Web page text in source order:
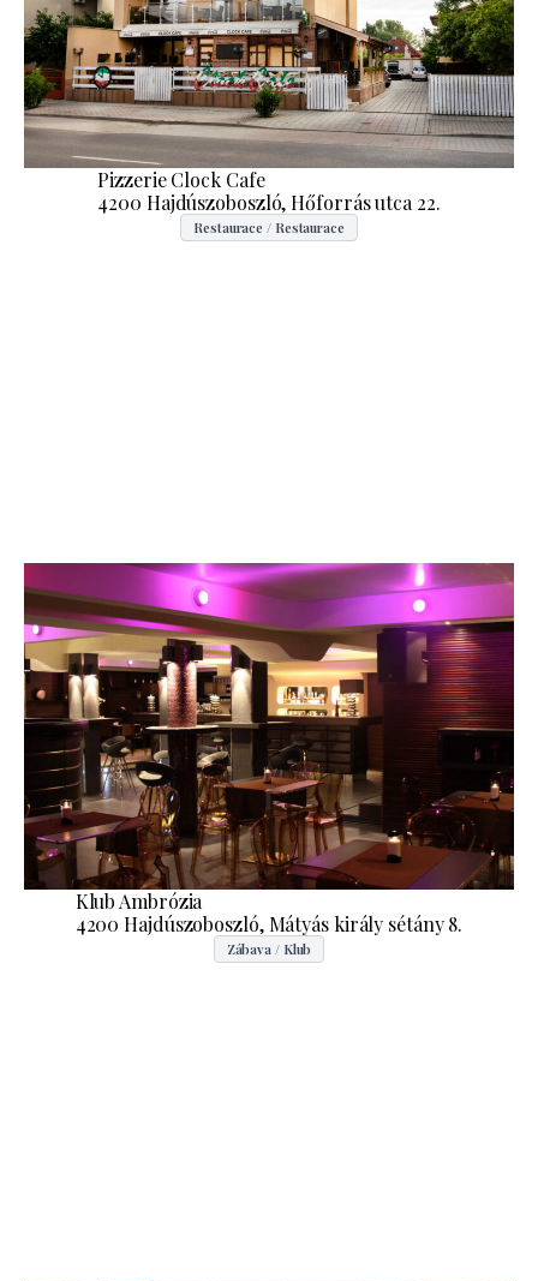
Pizzerie Clock Cafe
4200 Hajdúszoboszló, Hőforrás utca 22.
Restaurace / Restaurace
Klub Ambrózia
4200 Hajdúszoboszló, Mátyás király sétány 8.
Zábava / Klub